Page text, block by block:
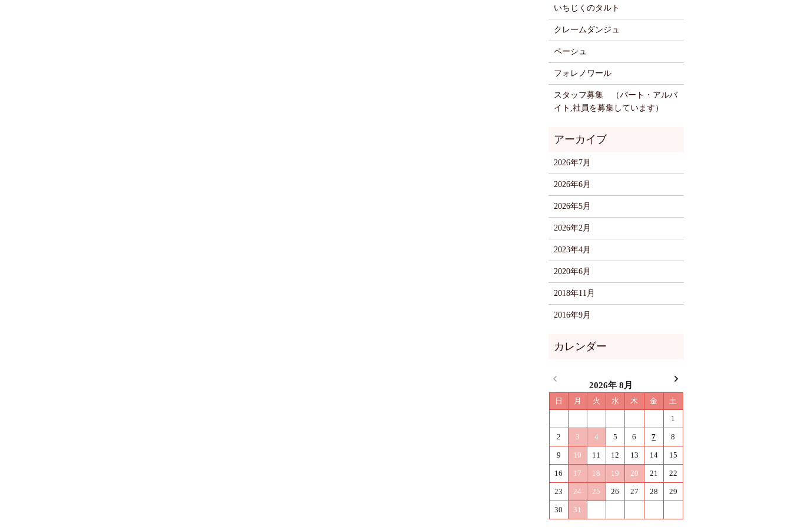
いちじくのタルト
クレームダンジュ
ペーシュ
フォレノワール
スタッフ募集 （パート・アルバ
イト,社員を募集しています）
2026年7月
2026年6月
2026年5月
2026年2月
2023年4月
2020年6月
2018年11月
2016年9月
2026年 8月
日 月 火 水 木 金
土
1
2 3 4 5 6 7 8
9 10 11 12 13 14 15
16 17 18 19 20 21 22
23 24 25 26 27 28 29
30 31